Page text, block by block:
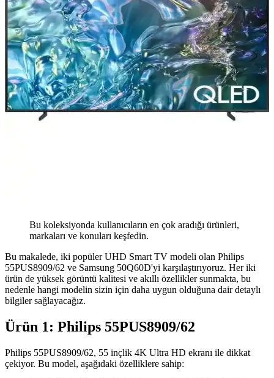
Bu koleksiyonda kullanıcıların en çok aradığı ürünleri,
markaları ve konuları keşfedin.
Bu makalede, iki popüler UHD Smart TV modeli olan Philips
55PUS8909/62 ve Samsung 50Q60D'yi karşılaştırıyoruz. Her iki
ürün de yüksek görüntü kalitesi ve akıllı özellikler sunmakta, bu
nedenle hangi modelin sizin için daha uygun olduğuna dair detaylı
bilgiler sağlayacağız.
Ürün 1: Philips 55PUS8909/62
Philips 55PUS8909/62, 55 inçlik 4K Ultra HD ekranı ile dikkat
çekiyor. Bu model, aşağıdaki özelliklere sahip: